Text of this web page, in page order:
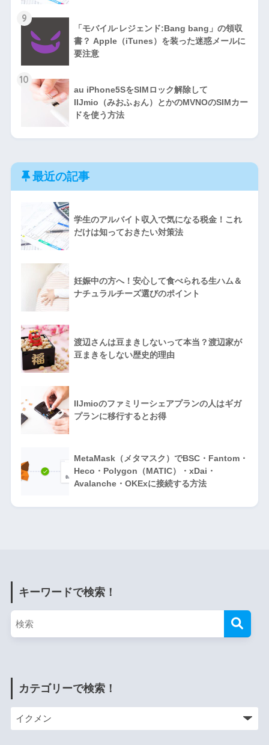
9
「モバイル·レジェンド:Bang bang」の領収
書？ Apple（iTunes）を装った迷惑メールに
要注意
10
au iPhone5SをSIMロック解除して
IIJmio（みおふぉん）とかのMVNOのSIMカー
ドを使う方法
最近の記事
学生のアルバイト収入で気になる税金！これ
だけは知っておきたい対策法
妊娠中の方へ！安心して食べられる生ハム＆
ナチュラルチーズ選びのポイント
渡辺さんは豆まきしないって本当？渡辺家が
豆まきをしない歴史的理由
IIJmioのファミリーシェアプランの人はギガ
プランに移行するとお得
MetaMask（メタマスク）でBSC・Fantom・
Heco・Polygon（MATIC）・xDai・
Avalanche・OKExに接続する方法
キーワードで検索！
カテゴリーで検索！